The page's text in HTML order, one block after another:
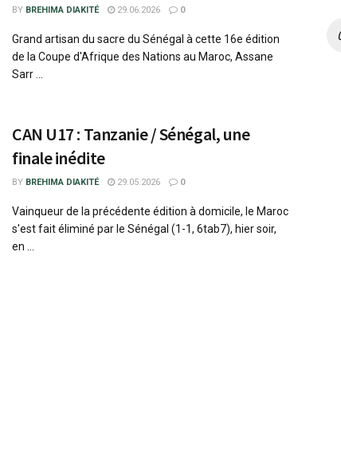
BY BREHIMA DIAKITÉ 29.06.2026 0
Grand artisan du sacre du Sénégal à cette 16e édition
de la Coupe d'Afrique des Nations au Maroc, Assane
Sarr ...
CAN U17 : Tanzanie / Sénégal, une
finale inédite
BY BREHIMA DIAKITÉ 29.05.2026 0
Vainqueur de la précédente édition à domicile, le Maroc
s'est fait éliminé par le Sénégal (1-1, 6tab7), hier soir,
en ...